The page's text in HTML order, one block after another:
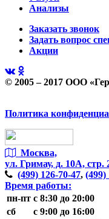
Анализы
Заказать звонок
Задать вопрос
Акции
© 2005 – 2017 ООО
Политика
Москва,
ул. Гримау, д. 10А, стр.
(499) 126-70-47, (499)
Время работы:
пн-пт с 8:30 до 20:00
сб
с 9:00 до 16:00